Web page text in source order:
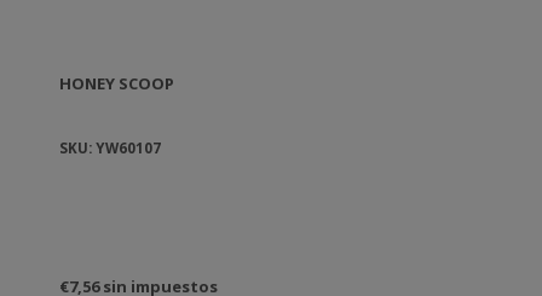
HONEY SCOOP
SKU: YW60107
€7,56 sin impuestos